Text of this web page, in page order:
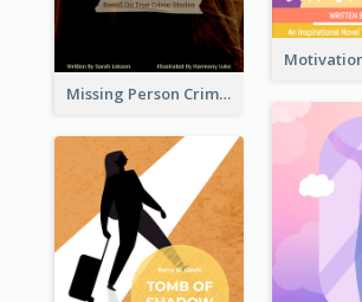
Missing Person Crime Novel Book Cover